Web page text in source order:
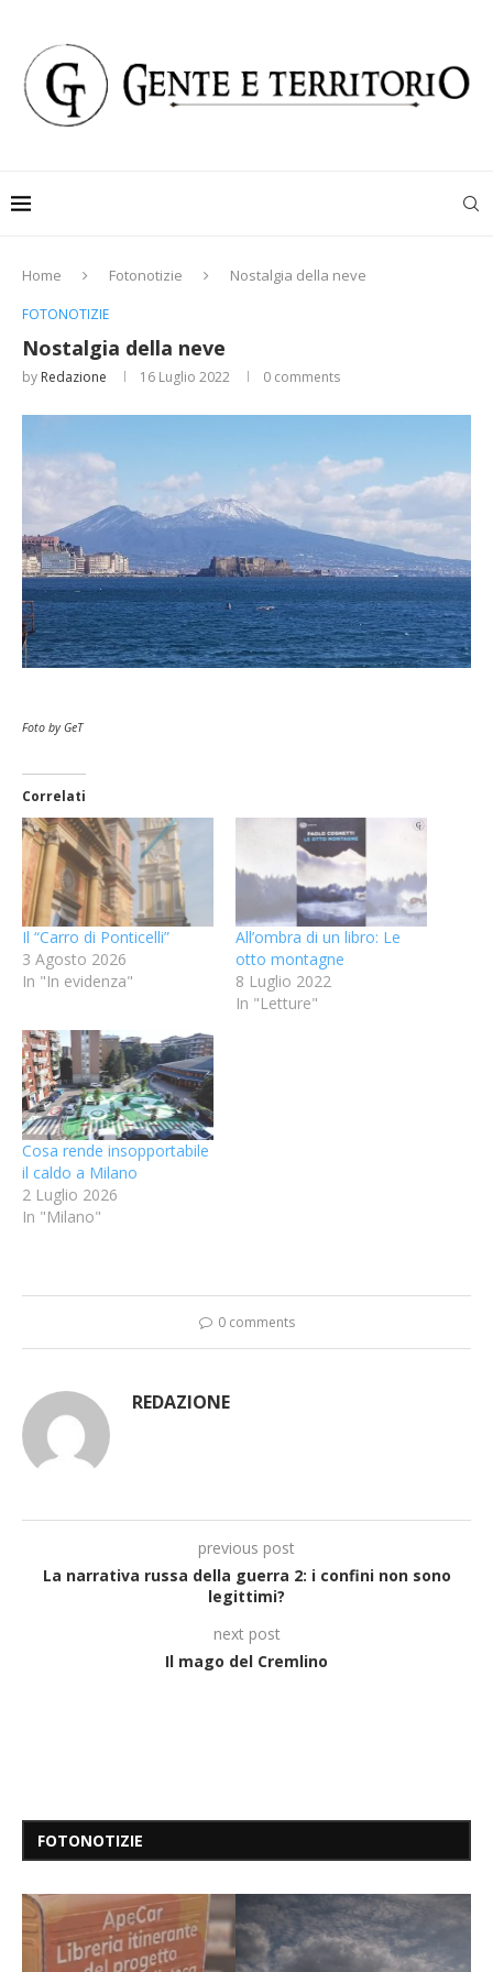
Home Fotonotizie Nostalgia della neve
FOTONOTIZIE
Nostalgia della neve
by Redazione 16 Luglio 2022 0 comments
Foto by GeT
Correlati
Il “Carro di Ponticelli”
3 Agosto 2026
In "In evidenza"
All’ombra di un libro: Le
otto montagne
8 Luglio 2022
In "Letture"
Cosa rende insopportabile
il caldo a Milano
2 Luglio 2026
In "Milano"
0 comments
REDAZIONE
previous post
La narrativa russa della guerra 2: i confini non sono
legittimi?
next post
Il mago del Cremlino
FOTONOTIZIE